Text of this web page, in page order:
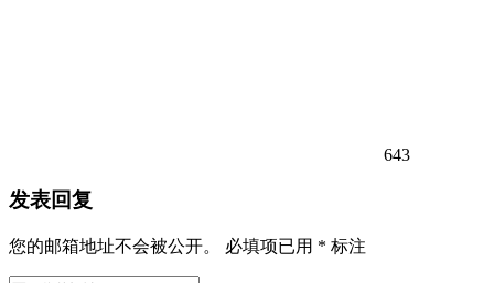
643
发表回复
您的邮箱地址不会被公开。 必填项已用 * 标注